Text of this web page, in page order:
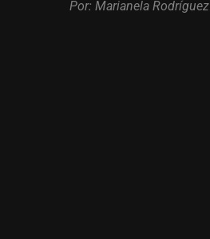
Por: Marianela Rodríguez